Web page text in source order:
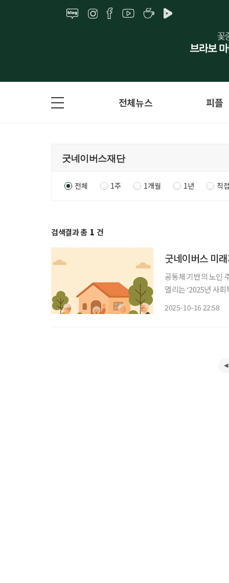
전체뉴스 피플
전체 1주 1개월 1년 직
검색결과 총 1 건
굿네이버스 미
공동체 기반의 노인 주거를 토론하는
열리는 ‘2025년 사
2025-10-16 22:58